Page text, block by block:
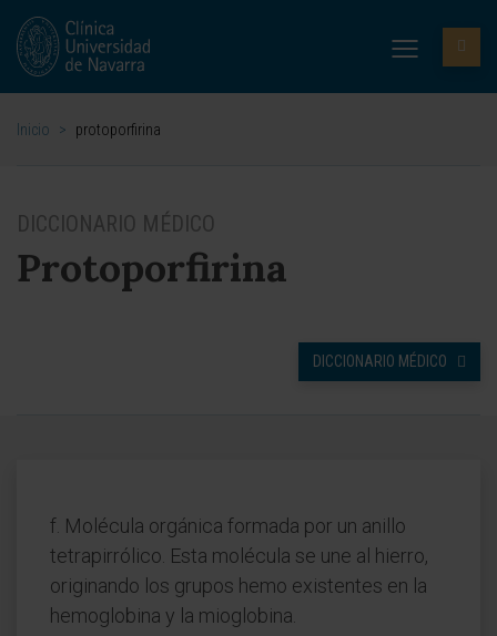
Inicio > protoporfirina
DICCIONARIO MÉDICO
Protoporfirina
DICCIONARIO MÉDICO
f. Molécula orgánica formada por un anillo
tetrapirrólico. Esta molécula se une al hierro,
originando los grupos hemo existentes en la
hemoglobina y la mioglobina.